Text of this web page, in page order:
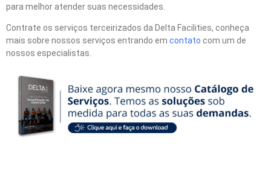
para melhor atender suas necessidades.
Contrate os serviços terceirizados da Delta Facilities, conheça
mais sobre nossos serviços entrando em contato com um de
nossos especialistas.